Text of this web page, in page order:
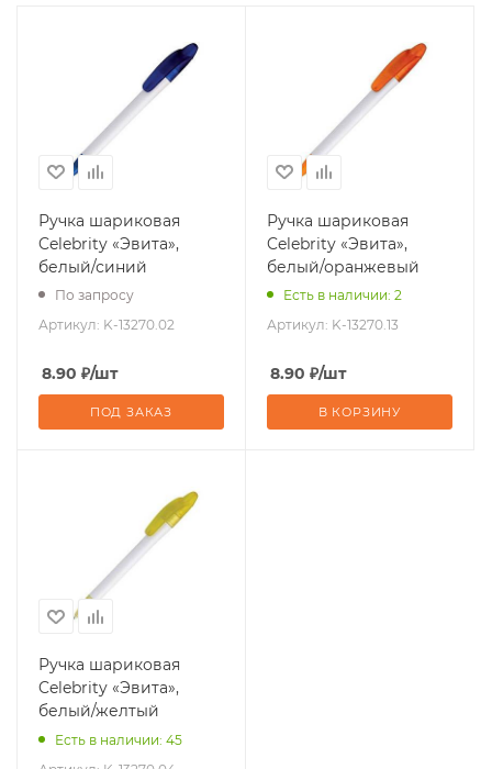
Ручка шариковая
Celebrity «Эвита»,
белый/синий
По запросу
Артикул: K-13270.02
8.90 ₽/шт
ПОД ЗАКАЗ
Ручка шариковая
Celebrity «Эвита»,
белый/оранжевый
Есть в наличии: 2
Артикул: K-13270.13
8.90 ₽/шт
В КОРЗИНУ
Ручка шариковая
Celebrity «Эвита»,
белый/желтый
Есть в наличии: 45